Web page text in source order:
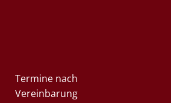
Termine nach
Vereinbarung